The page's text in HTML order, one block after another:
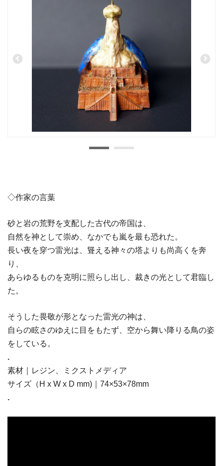
◇作家の言葉
砂と岩の荒野を支配した古代の帝国は、
自然を神として崇め、なかでも嵐を最も恐れた。
長い夜を穿つ雷光は、聳える神々の塔よりも尚高くを奔
り、
あらゆるものを克明に照らし出し、裁きの光として君臨し
た。
そうした畏敬が形となった雷光の神は、
自らの眩さのゆえに目をもたず、空から舞い降りる鳥の姿
をしている。
.
素材｜レジン、ミクストメディア
サイズ（H x W x D mm)｜74×53×78mm
.